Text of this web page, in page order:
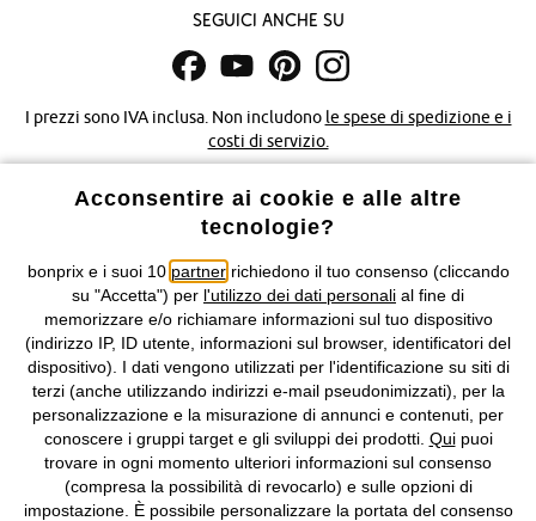
Seguici anche su
I prezzi sono IVA inclusa. Non includono le spese di spedizione e i
costi di servizio.
Condizioni di vendita Accessibilità
Informazioni legali Diritto di recesso
2026 bonprix.
Tutti i diritti riservati.
bonprix S.r.l. con socio unico, sede legale: via Adua 33 - 13855
Valdengo (BI) C.F. 01510910027 - P.I. 01939830020, Reg. Imprese di
IT09060P00000858, N. Reg. AEE: IT08020000002105 Capitale
Sociale: euro 1.000.000 i.v, Società soggetta all'attività di direzione
e coordinamento di bonprix Beteiligungs -Verwaltungsgesellschaft
Acconsentire ai cookie e alle altre
tecnologie?
bonprix e i suoi 10 partnerrichiedono il tuo consenso (cliccando
su "Accetta") per l'utilizzo dei dati personali al fine di
memorizzare e/o richiamare informazioni sul tuo dispositivo
(indirizzo IP, ID utente, informazioni sul browser, identificatori del
dispositivo). I dati vengono utilizzati per l'identificazione su siti di
terzi (anche utilizzando indirizzi e-mail pseudonimizzati), per la
personalizzazione e la misurazione di annunci e contenuti, per
conoscere i gruppi target e gli sviluppi dei prodotti. Quipuoi
trovare in ogni momento ulteriori informazioni sul consenso
(compresa la possibilità di revocarlo) e sulle opzioni di
impostazione. È possibile personalizzare la portata del consenso